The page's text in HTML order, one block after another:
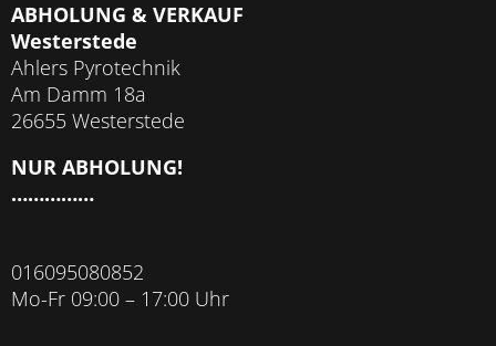
ABHOLUNG & VERKAUF
Westerstede
Ahlers Pyrotechnik
Am Damm 18a
26655 Westerstede
NUR ABHOLUNG!
……………
016095080852
Mo-Fr 09:00 – 17:00 Uhr